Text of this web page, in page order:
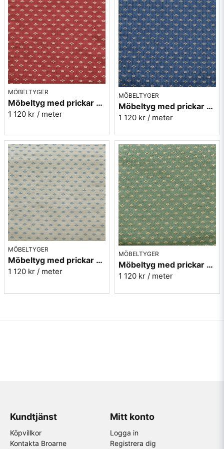
MÖBELTYGER
Möbeltyg med prickar - Orion nr.31 lröd
1 120 kr / meter
MÖBELTYGER
Möbeltyg med prickar - Orion nr.52 blå
1 120 kr / meter
MÖBELTYGER
Möbeltyg med prickar - Orion nr.05 ljusbeige
1 120 kr / meter
MÖBELTYGER
Möbeltyg med prickar - Orion nr.71 grön
1 120 kr / meter
Kundtjänst
Köpvillkor
Kontakta Broarne
Mitt konto
Logga in
Registrera dig